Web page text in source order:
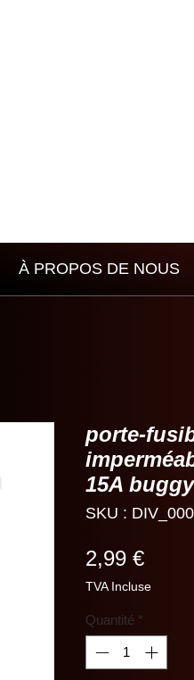
À PROPOS DE NOUS
porte-
15A buggy
SKU :
2,99 €Prix
TVA Incluse
Quantité *